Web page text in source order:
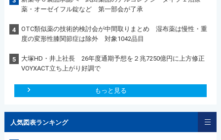
薬・オーゼイフル錠など 第一部会が了承
4
OTC類似薬の技術的検討会が中間取りまとめ 湿布薬は慢性・重
度の変形性膝関節症は除外 対象1042品目
5
大塚HD・井上社長 26年度通期予想を２兆7250億円に上方修正
VOYXACT立ち上がり好調で
もっと見る
人気図表ランキング